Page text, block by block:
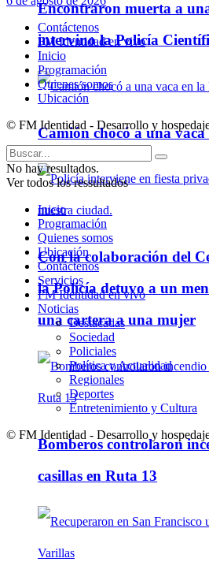
Encontraron muerta a
intervino la Policía
Camión chocó a una
Con la colaboración del
la Policía detuvo a un
una cartera a una mujer
Bomberos controlaron
casillas en Ruta 13
Contáctenos
FM Identidad en vivo
Inicio
Programación
Quienes somos
Ubicación
© FM Identidad - Desarrollo y
No hay resultados.
Ver todos los ressultados
Inicio
Programación
Quienes somos
Ubicación
Contáctenos
Servicios
FM Identidad en vivo
Noticias
Destacadas
Sociedad
Policiales
Política y Actualidad
Regionales
Deportes
Entretenimiento y Cultura
© FM Identidad - Desarrollo y